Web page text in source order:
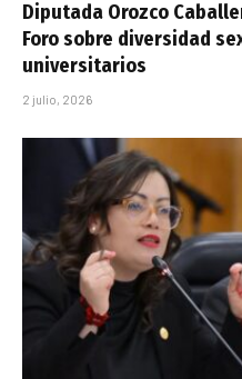
Diputada Orozco
Foro sobre diversidad
universitarios
2 julio, 2026